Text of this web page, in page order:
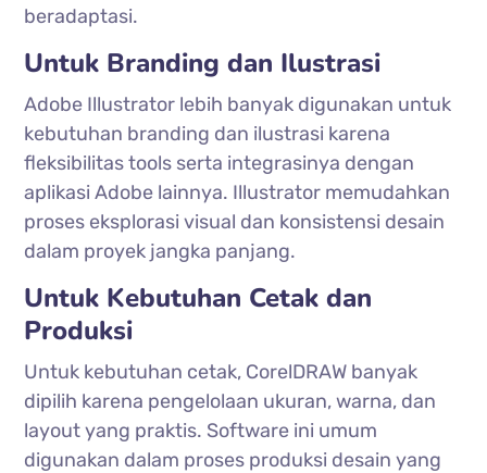
beradaptasi.
Untuk Branding dan Ilustrasi
Adobe Illustrator lebih banyak digunakan untuk
kebutuhan branding dan ilustrasi karena
fleksibilitas tools serta integrasinya dengan
aplikasi Adobe lainnya. Illustrator memudahkan
proses eksplorasi visual dan konsistensi desain
dalam proyek jangka panjang.
Untuk Kebutuhan Cetak dan
Produksi
Untuk kebutuhan cetak, CorelDRAW banyak
dipilih karena pengelolaan ukuran, warna, dan
layout yang praktis. Software ini umum
digunakan dalam proses produksi desain yang